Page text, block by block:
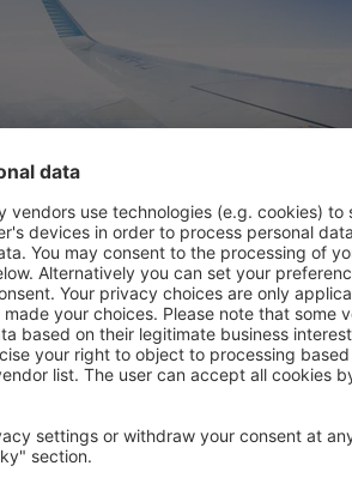
Grand Hotel Prague
agosto 2026, 2 notti